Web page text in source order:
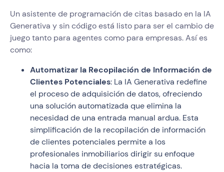
Un asistente de programación de citas basado en la IA
Generativa y sin código está listo para ser el cambio de
juego tanto para agentes como para empresas. Así es
como:
Automatizar la Recopilación de Información de
Clientes Potenciales: La IA Generativa redefine
el proceso de adquisición de datos, ofreciendo
una solución automatizada que elimina la
necesidad de una entrada manual ardua. Esta
simplificación de la recopilación de información
de clientes potenciales permite a los
profesionales inmobiliarios dirigir su enfoque
hacia la toma de decisiones estratégicas.